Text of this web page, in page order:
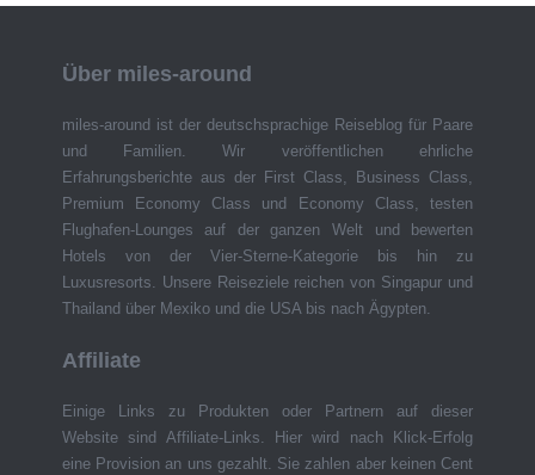
Über miles-around
miles-around ist der deutschsprachige Reiseblog für Paare
und Familien. Wir veröffentlichen ehrliche
Erfahrungsberichte aus der First Class, Business Class,
Premium Economy Class und Economy Class, testen
Flughafen-Lounges auf der ganzen Welt und bewerten
Hotels von der Vier-Sterne-Kategorie bis hin zu
Luxusresorts. Unsere Reiseziele reichen von Singapur und
Thailand über Mexiko und die USA bis nach Ägypten.
Affiliate
Einige Links zu Produkten oder Partnern auf dieser
Website sind Affiliate-Links. Hier wird nach Klick-Erfolg
eine Provision an uns gezahlt. Sie zahlen aber keinen Cent